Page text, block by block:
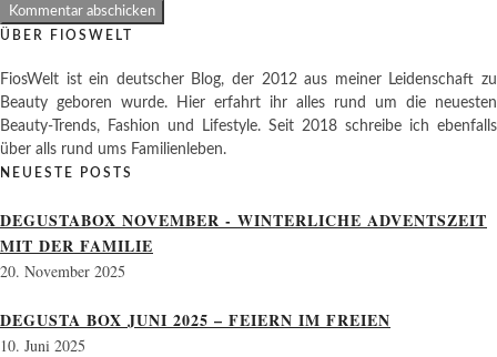
ÜBER FIOSWELT
FiosWelt ist ein deutscher Blog, der 2012 aus meiner Leidenschaft zu
Beauty geboren wurde. Hier erfahrt ihr alles rund um die neuesten
Beauty-Trends, Fashion und Lifestyle. Seit 2018 schreibe ich ebenfalls
über alls rund ums Familienleben.
NEUESTE POSTS
DEGUSTABOX NOVEMBER - WINTERLICHE ADVENTSZEIT
MIT DER FAMILIE
20. November 2025
DEGUSTA BOX JUNI 2025 – FEIERN IM FREIEN
10. Juni 2025